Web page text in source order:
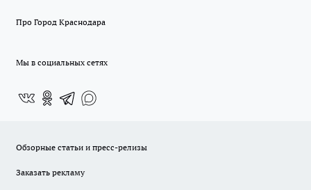
Про Город Краснодара
Мы в социальных сетях
Обзорные статьи и пресс-релизы
Заказать рекламу